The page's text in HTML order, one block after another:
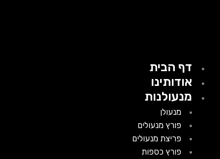
דף הבית
אודותינו
מנעולנות
מנעולן
פורץ מנעולים
פריצת מנעולים
פורץ כספות